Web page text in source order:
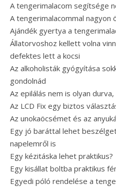
A tengerimalacom segítsége
A tengerimalacommal nagyon
Ajándék gyertya a
Állatorvoshoz kellett volna
defektes lett a kocsi
Az alkoholisták gyógyítása
gondolnád
Az epilálás nem is olyan
Az LCD Fix egy biztos
Az unokaöcsémet és az
Egy jó baráttal lehet
napelemről is
Egy kézitáska lehet praktikus?
Egy kisállat boltba praktikus
Egyedi póló rendelése a